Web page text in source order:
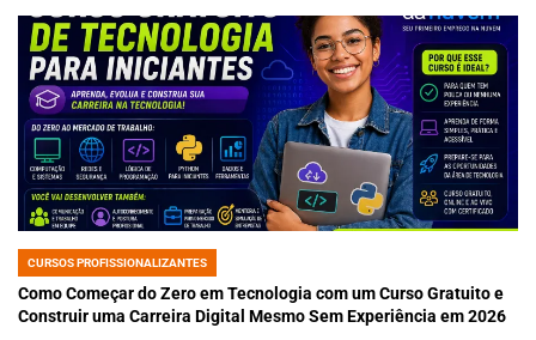
POSTED
IN
CURSOS PROFISSIONALIZANTES
Como Começar do Zero em Tecnologia com um Curso Gratuito e
Construir uma Carreira Digital Mesmo Sem Experiência em 2026